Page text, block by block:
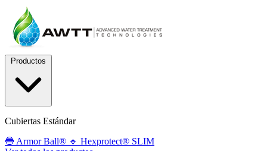
Cubiertas Estándar
🔵 Armor Ball® 🔹 Hexprotect® SLIM